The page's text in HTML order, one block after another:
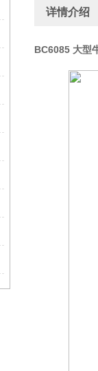
详情介绍
BC6085 大型